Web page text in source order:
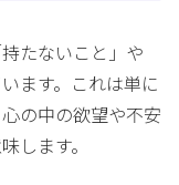
たないこと」や
ます。これは単に
の中の欲望や不安
します。